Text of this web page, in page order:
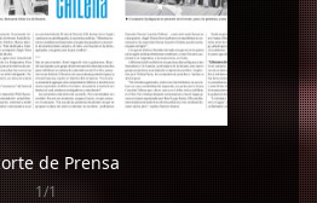
de Prensa
1/1